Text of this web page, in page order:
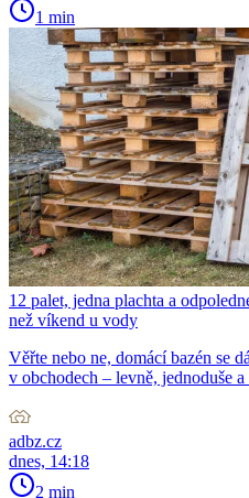
1 min
12 palet, jedna plachta a
než víkend u vody
Věřte nebo ne, domácí bazén se
v obchodech – levně, jednoduše
adbz.cz
dnes, 14:18
2 min